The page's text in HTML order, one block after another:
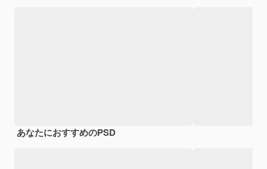
あなたにおすすめのPSD